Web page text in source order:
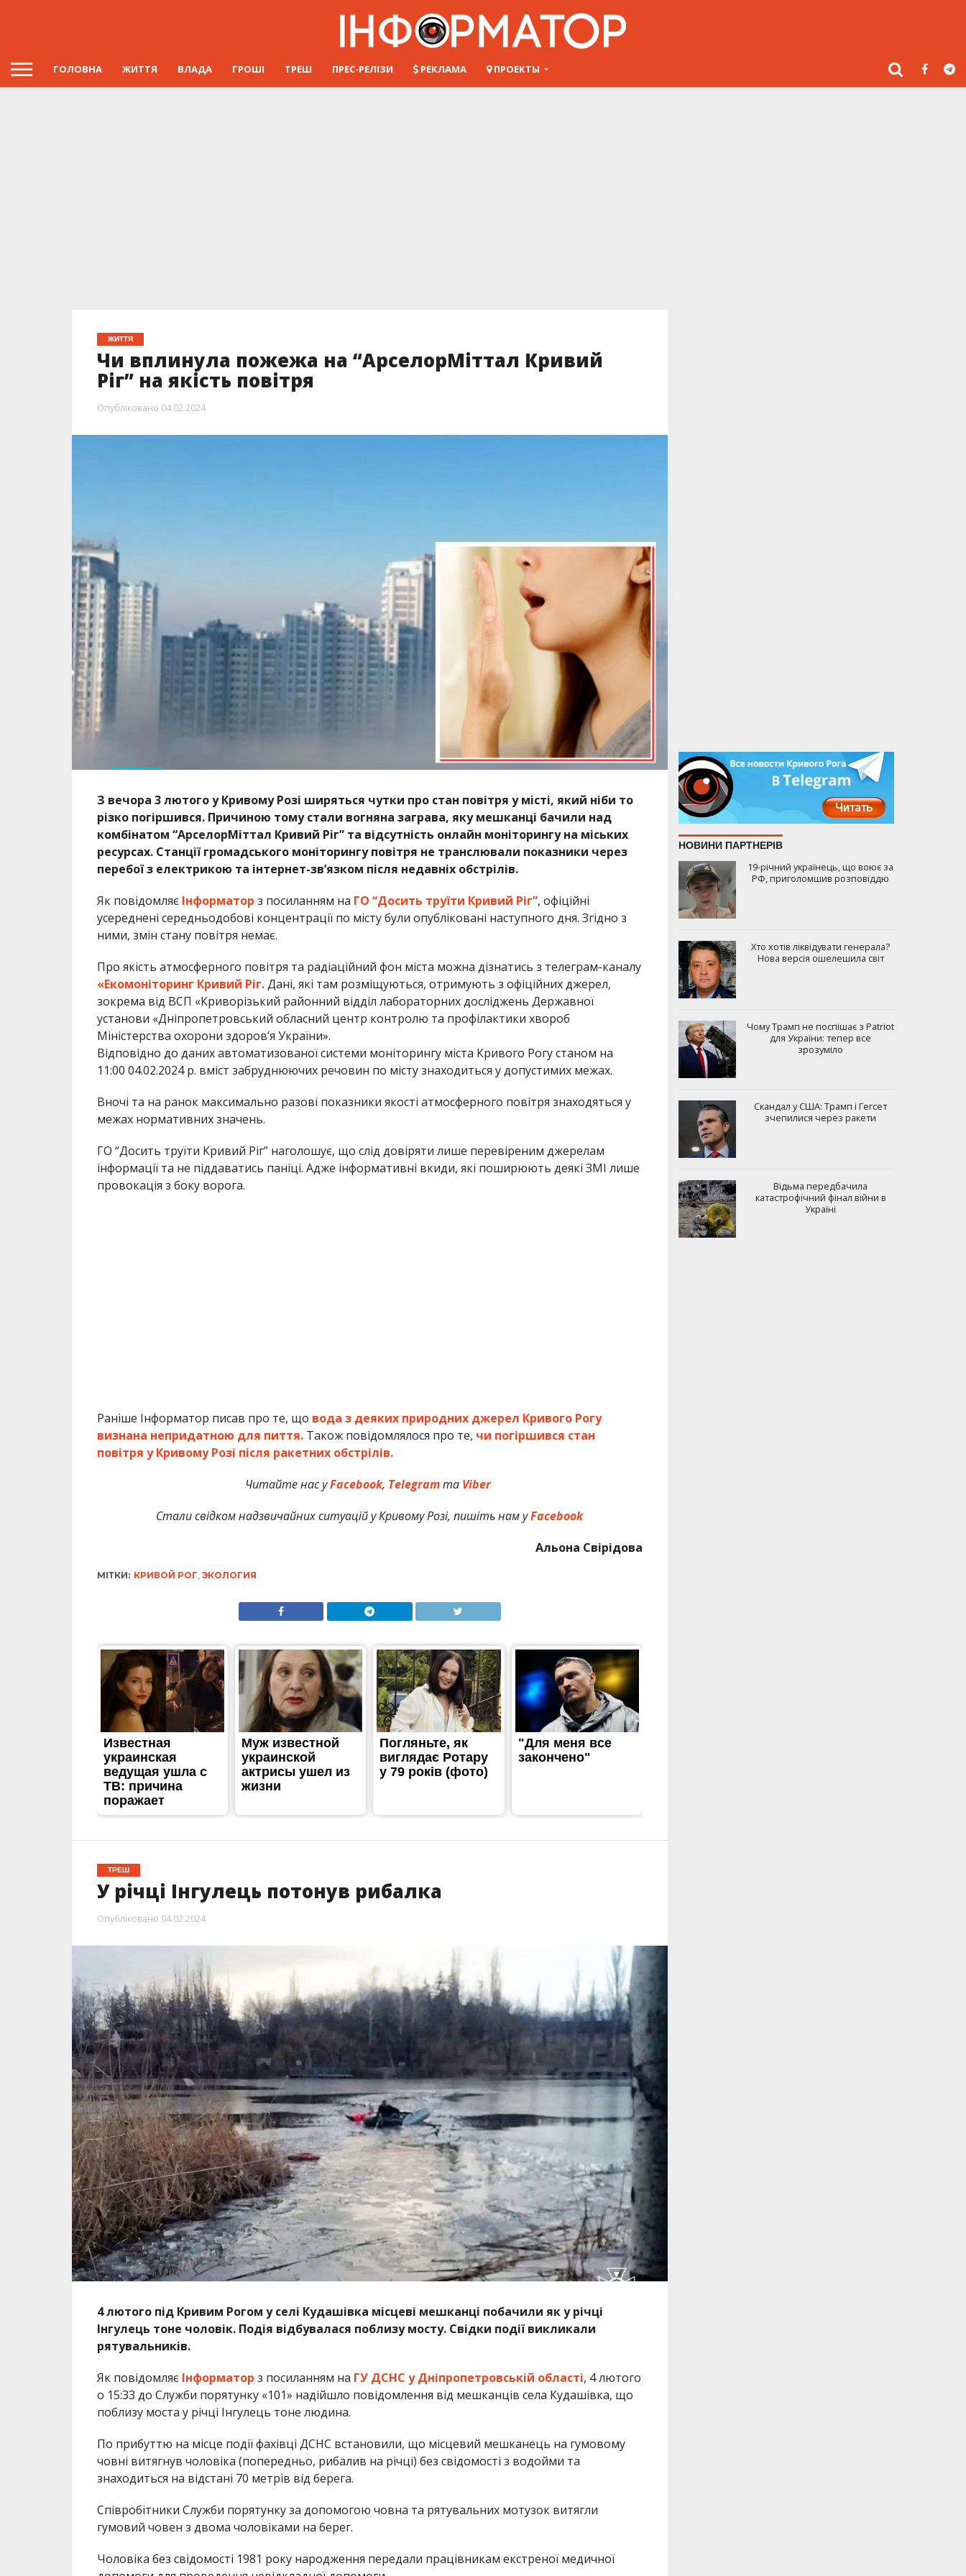
ГОЛОВНА ЖИТТЯ ВЛАДА ГРОШІ ТРЕШ ПРЕС-РЕЛІЗИ РЕКЛАМА ПРОЕКТЫ
ЖИТТЯ
Чи вплинула пожежа на “АрселорМіттал Кривий
Ріг” на якість повітря
Опубліковано 04.02.2024
З вечора 3 лютого у Кривому Розі ширяться чутки про стан повітря у місті, який ніби то
різко погіршився. Причиною тому стали вогняна заграва, яку мешканці бачили над
комбінатом “АрселорМіттал Кривий Ріг” та відсутність онлайн моніторингу на міських
ресурсах. Станції громадського моніторингу повітря не транслювали показники через
перебої з електрикою та інтернет-зв’язком після недавніх обстрілів.
Як повідомляє Інформатор з посиланням на ГО “Досить труїти Кривий Ріг”, офіційні
усереднені середньодобові концентрації по місту були опубліковані наступного дня. Згідно з
ними, змін стану повітря немає.
Про якість атмосферного повітря та радіаційний фон міста можна дізнатись з телеграм-каналу
«Екомоніторинг Кривий Ріг.Дані, які там розміщуються, отримують з офіційних джерел,
зокрема від ВСП «Криворізький районний відділ лабораторних досліджень Державної
установи «Дніпропетровський обласний центр контролю та профілактики хвороб
Міністерства охорони здоров’я України».
Відповідно до даних автоматизованої системи моніторингу міста Кривого Рогу станом на
11:00 04.02.2024 р. вміст забруднюючих речовин по місту знаходиться у допустимих межах.
Вночі та на ранок максимально разові показники якості атмосферного повітря знаходяться у
межах нормативних значень.
ГО “Досить труїти Кривий Ріг” наголошує, що слід довіряти лише перевіреним джерелам
інформації та не піддаватись паніці. Адже інформативні вкиди, які поширюють деякі ЗМІ лише
провокація з боку ворога.
Раніше Інформатор писав про те, що вода з деяких природних джерел Кривого Рогу
визнана непридатною для пиття.Також повідомлялося про те, чи погіршився стан
повітря у Кривому Розі після ракетних обстрілів.
Читайте нас уFacebook, Telegramта Viber
Стали свідком надзвичайних ситуацій у Кривому Розі, пишіть нам уFacebook
Альона Свірідова
МІТКИ: КРИВОЙ РОГ, ЭКОЛОГИЯ
ТРЕШ
У річці Інгулець потонув рибалка
Опубліковано 04.02.2024
4 лютого під Кривим Рогом у селі Кудашівка місцеві мешканці побачили як у річці
Інгулець тоне чоловік. Подія відбувалася поблизу мосту. Свідки події викликали
рятувальників.
Як повідомляєІнформатор з посиланням на ГУ ДСНС у Дніпропетровській області, 4 лютого
о 15:33 до Служби порятунку «101» надійшло повідомлення від мешканців села Кудашівка, що
поблизу моста у річці Інгулець тоне людина.
По прибуттю на місце події фахівці ДСНС встановили, що місцевий мешканець на гумовому
човні витягнув чоловіка (попередньо, рибалив на річці) без свідомості з водойми та
знаходиться на відстані 70 метрів від берега.
Співробітники Служби порятунку за допомогою човна та рятувальних мотузок витягли
гумовий човен з двома чоловіками на берег.
Чоловіка без свідомості 1981 року народження передали працівникам екстреної медичної